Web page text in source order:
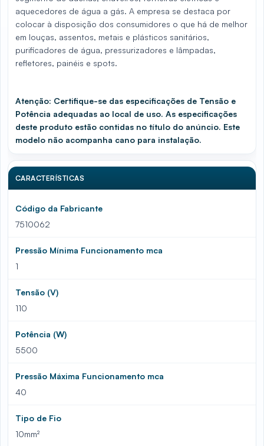
aquecedores de água a gás. A empresa se destaca por
colocar à disposição dos consumidores o que há de melhor
em louças, assentos, metais e plásticos sanitários,
purificadores de água, pressurizadores e lâmpadas,
refletores, painéis e spots.
Atenção: Certifique-se das especificações de Tensão e
Potência adequadas ao local de uso. As especificações
deste produto estão contidas no título do anúncio. Este
modelo não acompanha cano para instalação.
CARACTERÍSTICAS
Código da Fabricante
7510062
Pressão Mínima Funcionamento mca
1
Tensão (V)
110
Potência (W)
5500
Pressão Máxima Funcionamento mca
40
Tipo de Fio
10mm²